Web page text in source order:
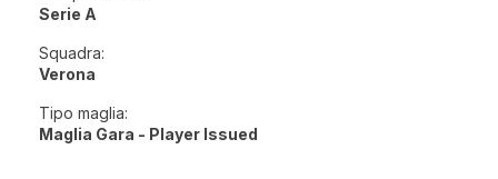
Serie A
Squadra:
Verona
Tipo maglia:
Maglia Gara - Player Issued